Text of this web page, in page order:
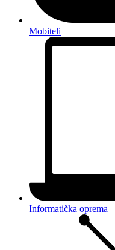
Mobiteli
Informatička oprema